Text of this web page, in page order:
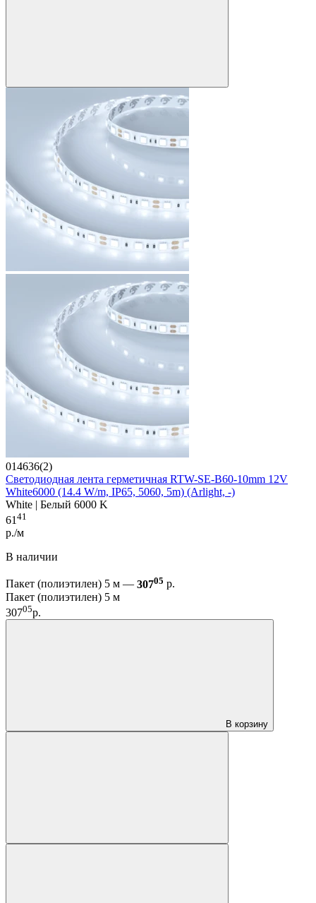
014636(2)
Светодиодная лента герметичная RTW-SE-B60-10mm 12V
White6000 (14.4 W/m, IP65, 5060, 5m) (Arlight, -)
White | Белый 6000 K
61 41
р./м
В наличии
Пакет (полиэтилен) 5 м — 30705 р.
Пакет (полиэтилен) 5 м
30705р.
В корзину